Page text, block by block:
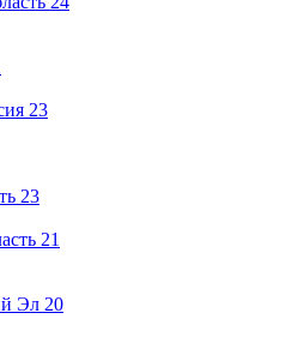
23
23
21
Эл 20